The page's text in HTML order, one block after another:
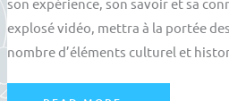
explosé vidéo, mettra à la portée
nombre d’éléments culturel et